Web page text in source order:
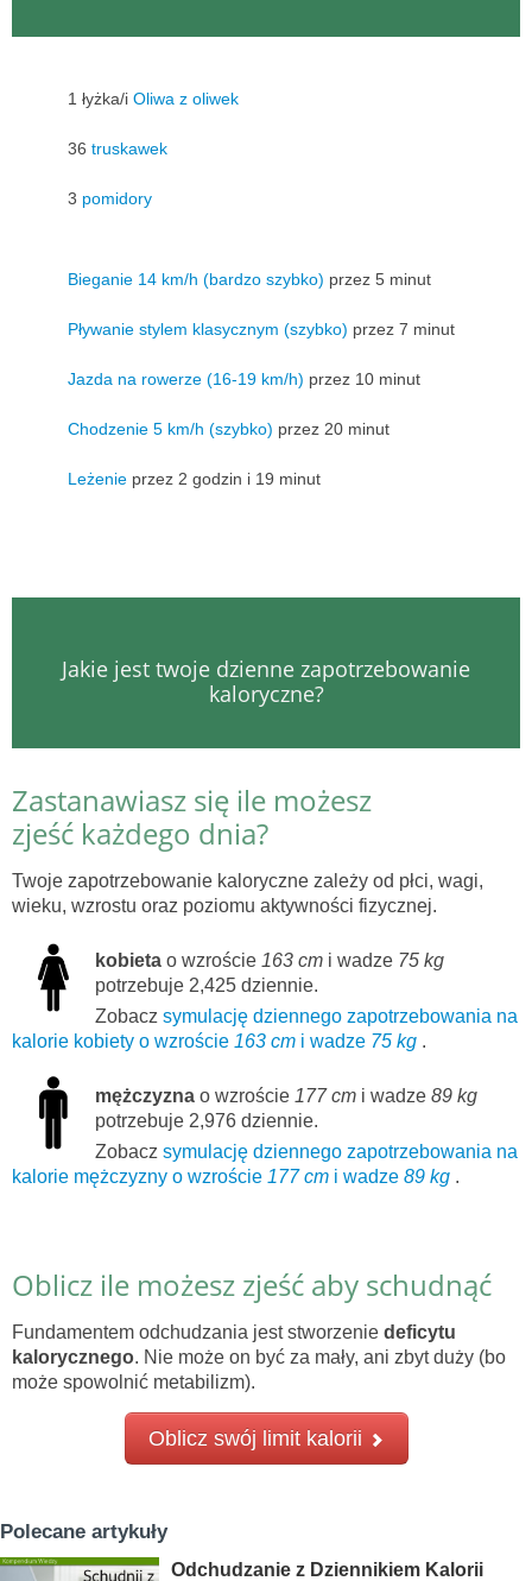
1 łyżka/i Oliwa z oliwek
36 truskawek
3 pomidory
Bieganie 14 km/h (bardzo szybko) przez 5 minut
Pływanie stylem klasycznym (szybko) przez 7 minut
Jazda na rowerze (16-19 km/h) przez 10 minut
Chodzenie 5 km/h (szybko) przez 20 minut
Leżenie przez 2 godzin i 19 minut
Jakie jest twoje dzienne zapotrzebowanie
kaloryczne?
Zastanawiasz się ile możesz
zjeść każdego dnia?
Twoje zapotrzebowanie kaloryczne zależy od płci, wagi,
wieku, wzrostu oraz poziomu aktywności fizycznej.
kobieta o wzroście 163 cm i wadze 75 kg
potrzebuje 2,425 dziennie.
Zobacz symulację dziennego zapotrzebowania na
kalorie kobiety o wzroście 163 cm i wadze 75 kg .
mężczyzna o wzroście 177 cm i wadze 89 kg
potrzebuje 2,976 dziennie.
Zobacz symulację dziennego zapotrzebowania na
kalorie mężczyzny o wzroście 177 cm i wadze 89 kg .
Oblicz ile możesz zjeść aby schudnąć
Fundamentem odchudzania jest stworzenie deficytu
kalorycznego. Nie może on być za mały, ani zbyt duży (bo
może spowolnić metabilizm).
Oblicz swój limit kalorii
Polecane artykuły
Odchudzanie z Dziennikiem Kalorii